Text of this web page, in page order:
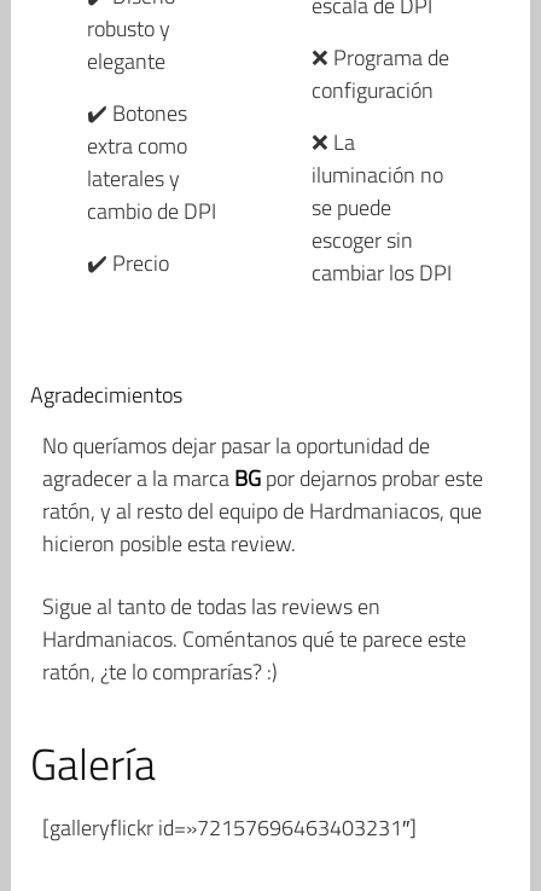
robusto y
elegante
✔️ Botones
extra como
laterales y
cambio de DPI
✔️ Precio
❌ Programa de
configuración
❌ La
iluminación no
se puede
escoger sin
cambiar los DPI
Agradecimientos
No queríamos dejar pasar la oportunidad de
agradecer a la marcaBGpor dejarnos probar este
ratón, y al resto del equipo de Hardmaniacos, que
hicieron posible esta review.
Sigue al tanto de todas las reviews en
Hardmaniacos. Coméntanos qué te parece este
ratón, ¿te lo comprarías? :)
Galería
[galleryflickr id=»72157696463403231″]